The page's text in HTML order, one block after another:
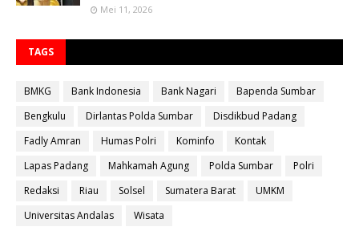
Mei 11, 2026
TAGS
BMKG Bank Indonesia Bank Nagari
Bapenda Sumbar
Bengkulu
Dirlantas Polda Sumbar
Disdikbud Padang
Fadly Amran
Humas Polri Kominfo
Kontak
Lapas Padang
Mahkamah Agung Polda Sumbar
Polri
Redaksi
Riau Solsel Sumatera Barat
UMKM
Universitas Andalas
Wisata